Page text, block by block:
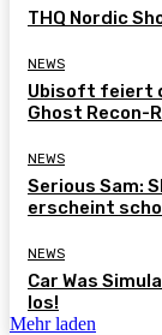
THQ Nordic
NEWS
Ubisoft feiert
Ghost Recon-
NEWS
Serious Sam:
erscheint
NEWS
Car Was
los!
Mehr laden